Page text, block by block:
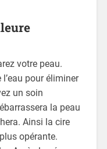
votre peau.
pour éliminer
un soin
la peau
Ainsi la cire
opérante.